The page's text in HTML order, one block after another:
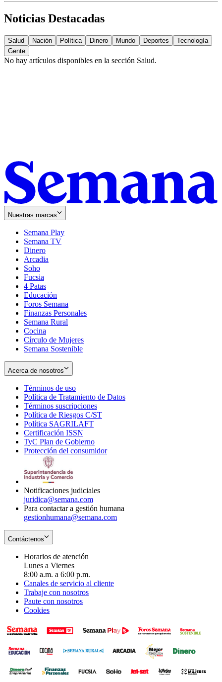
Noticias Destacadas
Salud Nación Política Dinero Mundo Deportes
Tecnología
Gente
No hay artículos disponibles en la sección Salud.
Nuestras marcas
Semana Play
Semana TV
Dinero
Arcadia
Soho
in
new
window
Fucsia
in
new
window
4 Patas
Educación
Foros Semana
Finanzas Personales
Semana Rural
Cocina
Círculo de Mujeres
Semana Sostenible
Acerca de nosotros
Términos de uso
in
new
window
Política de Tratamiento de Datos
Términos suscripciones
in
Política de Riesgos C/ST
Política SAGRILAFT
new
window
Certificación ISSN
in
new
TyC Plan de Gobierno
in
Protección del consumidorOpens
Notificaciones judiciales
juridica@semana.com
Para contactar a gestión humana
gestionhumana@semana.com
Contáctenos
Horarios de atención
Lunes a Viernes
8:00 a.m. a 6:00 p.m.
Canales de servicio al cliente
Trabaje con nosotros
Paute con nosotros
Cookies